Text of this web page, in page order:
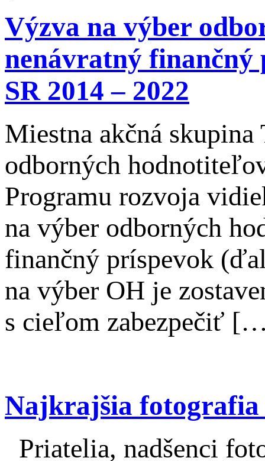
Výzva na výber
nenávratný finančný
SR 2014 – 2022
Miestna akčná
odborných
Programu rozvoja
na výber odborných
finančný príspevok
na výber OH je
s cieľom zabezpečiť
Najkrajšia fotografia
Priatelia, nadšenci